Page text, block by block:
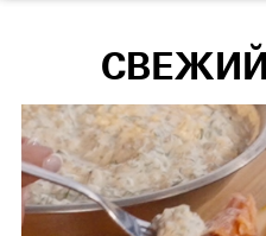
СВЕЖИЙ